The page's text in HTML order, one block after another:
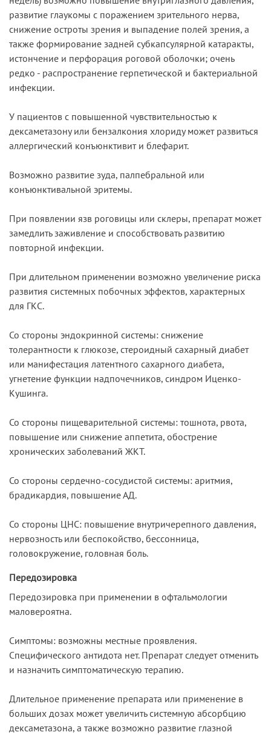
развитие глаукомы с поражением зрительного нерва,
снижение остроты зрения и выпадение полей зрения, а
также формирование задней субкапсулярной катаракты,
истончение и перфорация роговой оболочки; очень
редко - распространение герпетической и бактериальной
инфекции.
У пациентов с повышенной чувствительностью к
дексаметазону или бензалкония хлориду может развиться
аллергический конъюнктивит и блефарит.
Возможно развитие зуда, палпебральной или
конъюнктивальной эритемы.
При появлении язв роговицы или склеры, препарат может
замедлить заживление и способствовать развитию
повторной инфекции.
При длительном применении возможно увеличение риска
развития системных побочных эффектов, характерных
для ГКС.
Со стороны эндокринной системы: снижение
толерантности к глюкозе, стероидный сахарный диабет
или манифестация латентного сахарного диабета,
угнетение функции надпочечников, синдром Иценко-
Кушинга.
Со стороны пищеварительной системы: тошнота, рвота,
повышение или снижение аппетита, обострение
хронических заболеваний ЖКТ.
Со стороны сердечно-сосудистой системы: аритмия,
брадикардия, повышение АД.
Со стороны ЦНС: повышение внутричерепного давления,
нервозность или беспокойство, бессонница,
головокружение, головная боль.
Передозировка
Передозировка при применении в офтальмологии
маловероятна.
Симптомы: возможны местные проявления.
Специфического антидота нет. Препарат следует отменить
и назначить симптоматическую терапию.
Длительное применение препарата или применение в
больших дозах может увеличить системную абсорбцию
дексаметазона, а также возможно развитие глазной